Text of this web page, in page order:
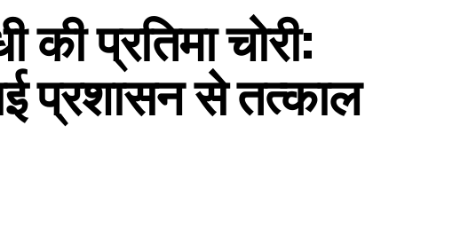
की प्रतिमा चोरी:
प्रशासन से तत्काल